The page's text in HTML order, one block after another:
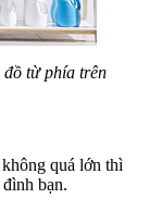
từ phía trên
quá lớn thì
bạn.